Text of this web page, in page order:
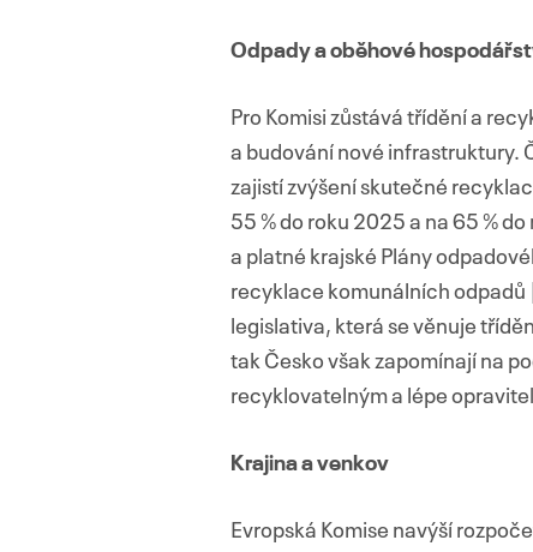
Odpady a oběhové
Pro Komisi zůstává třídění a
a budování nové infrastruktury.
zajistí zvýšení skutečné
55 % do roku 2025 a na 65 %
a platné krajské Plány
recyklace komunálních odpadů
legislativa, která se věnuje
tak Česko však zapomínají na
recyklovatelným a lépe
Krajina a venkov
Evropská Komise navýší